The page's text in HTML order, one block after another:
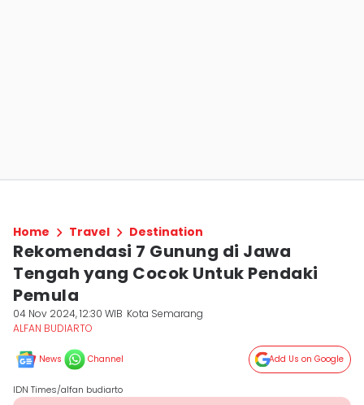
Home Travel Destination
Rekomendasi 7 Gunung di Jawa
Tengah yang Cocok Untuk Pendaki
Pemula
04 Nov 2024, 12:30 WIB Kota Semarang
ALFAN BUDIARTO
News Channel Add Us on Google
IDN Times/alfan budiarto